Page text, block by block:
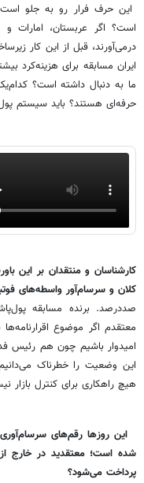
این حرف فرار رو به جلو
است؟ اگر عربستان، امارات
درمی‌آورند، قبل از این کار
ایران مسابقه برای هزینه‌کرد
ما به دنبال داشته است؟
حرفه‌ای هستند؟ باید سیستم
‌کارشناسان و منتقدان بر این
کلان و سرسام‌آور واسطه‌های
صددرصد. برنده مسابقه
معتقدم اگر موضوع
امیدوار باشیم چون هم رئیس
این وضعیت را خطرناک
هیچ راهکاری برای کنترل بازار
این روزها رقم‌های
شده است؛ معتقدید در خارج از
پرداخت می‌شود؟